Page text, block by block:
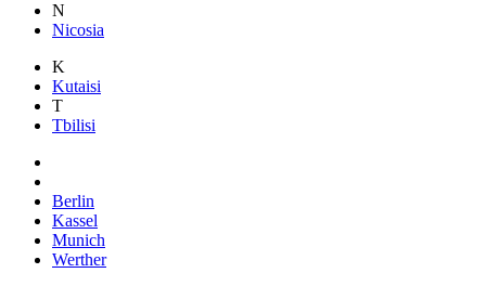
N
Nicosia
K
Kutaisi
T
Tbilisi
Berlin
Kassel
Munich
Werther